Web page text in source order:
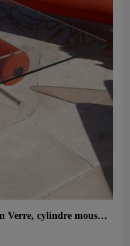
Table basse design XL MW – Plateau en Verre, cylindre mousse alvéolaire